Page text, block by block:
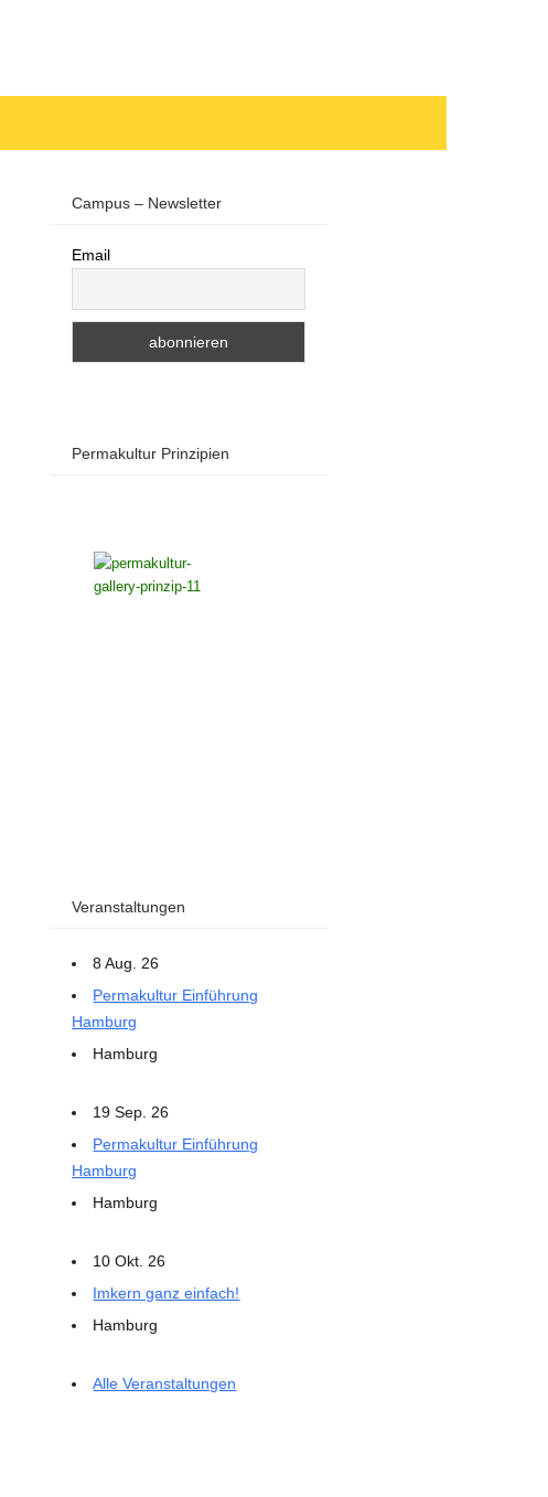
Campus – Newsletter
Email
Permakultur Prinzipien
Veranstaltungen
8 Aug. 26
Permakultur Einführung
Hamburg
Hamburg
19 Sep. 26
Permakultur Einführung
Hamburg
Hamburg
10 Okt. 26
Imkern ganz einfach!
Hamburg
Alle Veranstaltungen